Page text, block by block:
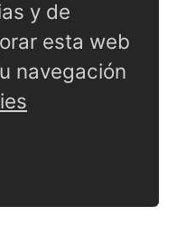
y de
esta web
navegación